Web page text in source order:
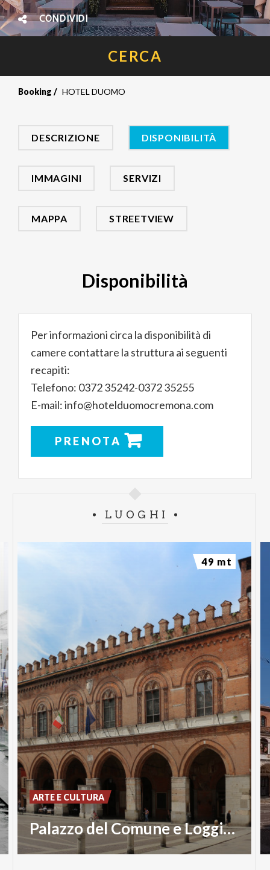
CONDIVIDI
CERCA
Booking HOTEL DUOMO
DESCRIZIONE DISPONIBILITÀ
IMMAGINI SERVIZI
MAPPA STREETVIEW
Disponibilità
Per informazioni circa la disponibilità di
camere contattare la struttura ai seguenti
recapiti:
Telefono: 0372 35242-0372 35255
E-mail: info@hotelduomocremona.com
PRENOTA
LUOGHI
Palazzo del Comune e Loggia dei Militi
ARTE E CULTURA
49 mt